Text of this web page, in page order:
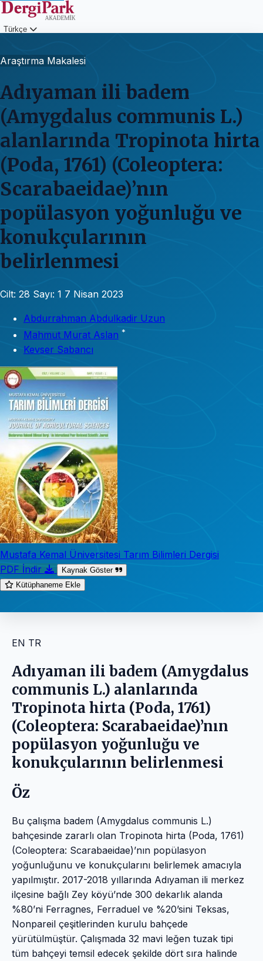
Türkçe
Araştırma Makalesi
Adıyaman ili badem
(Amygdalus communis L.)
alanlarında Tropinota hirta
(Poda, 1761) (Coleoptera:
Scarabaeidae)’nın
popülasyon yoğunluğu ve
konukçularının
belirlenmesi
Cilt: 28 Sayı: 1 7 Nisan 2023
Abdurrahman Abdulkadir Uzun
Mahmut Murat Aslan *
Kevser Sabancı
Mustafa Kemal Üniversitesi Tarım Bilimleri Dergisi
PDF İndir
Kaynak Göster
Kütüphaneme Ekle
EN TR
Adıyaman ili badem (Amygdalus
communis L.) alanlarında
Tropinota hirta (Poda, 1761)
(Coleoptera: Scarabaeidae)’nın
popülasyon yoğunluğu ve
konukçularının belirlenmesi
Öz
Bu çalışma badem (Amygdalus communis L.)
bahçesinde zararlı olan Tropinota hirta (Poda, 1761)
(Coleoptera: Scarabaeidae)’nın popülasyon
yoğunluğunu ve konukçularını belirlemek amacıyla
yapılmıştır. 2017-2018 yıllarında Adıyaman ili merkez
ilçesine bağlı Zey köyü’nde 300 dekarlık alanda
%80’ni Ferragnes, Ferraduel ve %20’sini Teksas,
Nonpareil çeşitlerinden kurulu bahçede
yürütülmüştür. Çalışmada 32 mavi leğen tuzak tipi
tüm bahçeyi temsil edecek şekilde dört sıra halinde